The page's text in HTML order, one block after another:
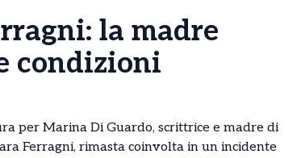
la madre
condizioni
per Marina Di Guardo, scrittrice e madre di
Ferragni, rimasta coinvolta in un incidente